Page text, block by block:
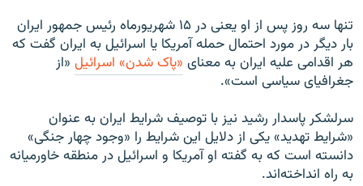
تنها سه روز پس از او یعنی در ۱۵ شهریورماه رئیس جمهور ایران
بار دیگر در مورد احتمال حمله آمریکا یا اسرائیل به ایران گفت که
هر اقدامی علیه ایران به معنای «پاک شدن» اسرائیل «از
جغرافیای سیاسی است».
سرلشکر پاسدار رشید نیز با توصیف شرایط ایران به عنوان
«شرایط تهدید» یکی از دلایل این شرایط را «وجود چهار جنگی»
دانسته است که به گفته او آمریکا و اسرائیل در منطقه خاورمیانه
به راه انداخته‌اند.